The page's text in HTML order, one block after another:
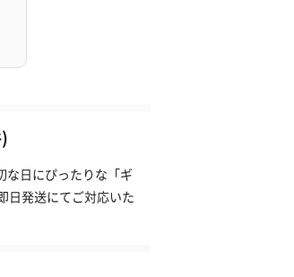
な日にぴったりな「ギ
日発送にてご対応いた